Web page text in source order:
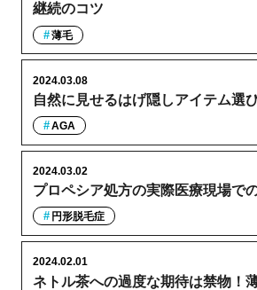
継続のコツ
薄毛
自然に見せるはげ隠しアイテム選
2024.03.08
AGA
プロペシア処方の実際医療現場で
2024.03.02
円形脱毛症
ネトル茶への過度な期待は禁物！
2024.02.01